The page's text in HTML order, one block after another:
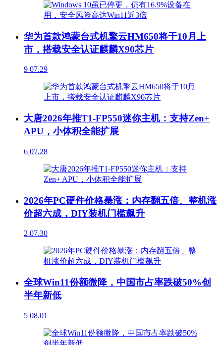
华为首款鸿蒙台式机擎云HM650将于10月上
市，搭载安全认证麒麟X90芯片
9 07.29
大唐2026年推T1-FP550迷你主机：支持Zen+
APU，小体积全能扩展
6 07.28
2026年PC硬件价格暴涨：内存翻五倍、整机涨
价超六成，DIY装机门槛飙升
2 07.30
全球Win11份额微降，中国市占率跌破50%创
半年新低
5 08.01